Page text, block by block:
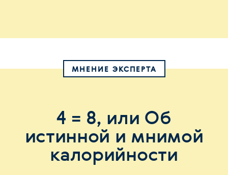
МНЕНИЕ ЭКСПЕРТА
4 = 8, или Об
истинной и мнимой
калорийности